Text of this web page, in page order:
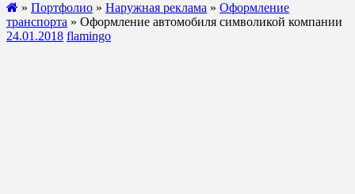
» Портфолио » Наружная реклама » Оформление
транспорта » Оформление автомобиля символикой компании
24.01.2018 flamingo